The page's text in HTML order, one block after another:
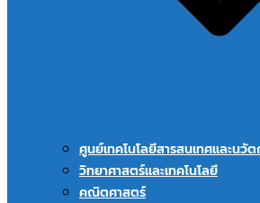
ศูนย์เทคโนโลยีสารสนเทศและนวั
วิทยาศาสตร์และเทคโนโลยี
คณิตศาสตร์